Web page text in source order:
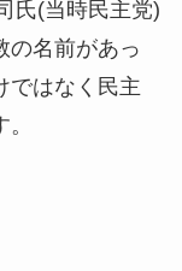
氏(当時民主党)
の名前があっ
ではなく民主